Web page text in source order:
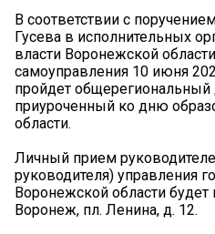
В соответствии с
Гусева в исполнительных
власти Воронежской
самоуправления 10 июня
пройдет
приуроченный ко дню
области.
Личный прием
руководителя) управления
Воронежской области будет
Воронеж, пл. Ленина, д. 12.